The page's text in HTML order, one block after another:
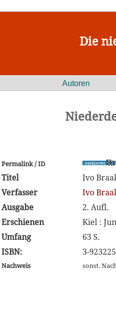
Die
Autoren
Permalink / ID
Titel
Ivo
Verfasser
Ivo Braak
Ausgabe
2. Aufl.
Erschienen
Kiel :
Umfang
63 S.
ISBN:
3-
Nachweis sonst.